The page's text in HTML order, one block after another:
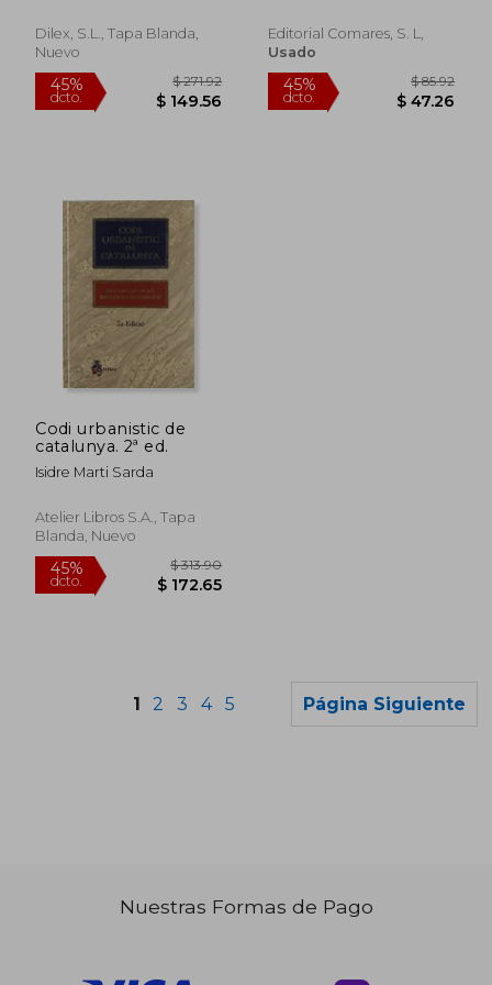
40%
dcto. $ 108.17
Dilex, S.L., Tapa Blanda,
Nuevo
Editorial Comares, S. L,
Usado
Codi urbanistic de
catalunya. 2ª ed.
Isidre Marti Sarda
Atelier Libros S.A., Tapa
Blanda, Nuevo
1 2 3 4 5 Página Siguiente
Nuestras Formas de Pago